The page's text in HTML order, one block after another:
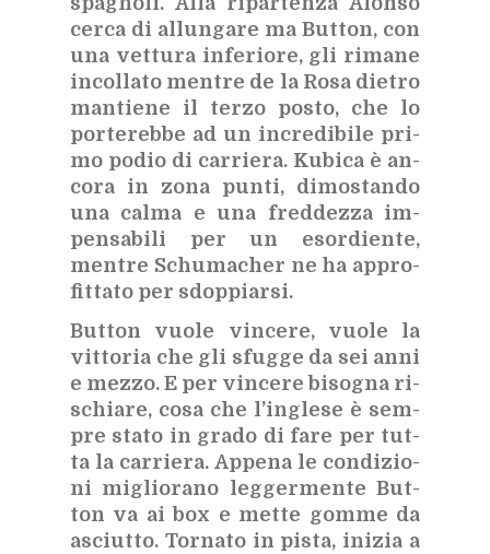
cer­ca di al­lun­ga­re ma But­ton, con
una vet­tu­ra in­fe­rio­re, gli ri­ma­ne
in­col­la­to men­tre de la Rosa die­tro
man­tie­ne il ter­zo po­sto, che lo
por­te­reb­be ad un in­cre­di­bi­le pri­
mo po­dio di car­rie­ra. Ku­bi­ca è an­
co­ra in zona pun­ti, di­mo­stan­do
una cal­ma e una fred­dez­za im­
pen­sa­bi­li per un esor­dien­te,
men­tre Schu­ma­cher ne ha ap­pro­
fit­ta­to per sdop­piar­si.
But­ton vuo­le vin­ce­re, vuo­le la
vit­to­ria che gli sfug­ge da sei anni
e mez­zo. E per vin­ce­re bi­so­gna ri­
schia­re, cosa che l’in­gle­se è sem­
pre sta­to in gra­do di fare per tut­
ta la car­rie­ra. Ap­pe­na le con­di­zio­
ni mi­glio­ra­no leg­ger­men­te But­
ton va ai box e met­te gom­me da
asciut­to. Tor­na­to in pi­sta, ini­zia a